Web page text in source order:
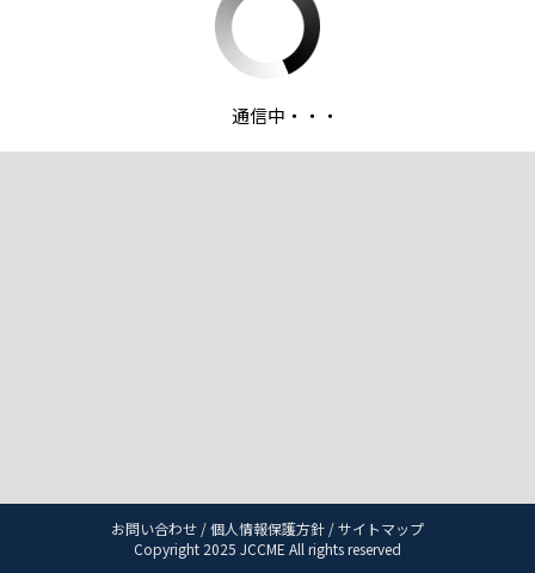
お問い合わせ /個人情報保護方針 /サイトマップ
Copyright 2025 JCCME All rights reserved
通信中・・・